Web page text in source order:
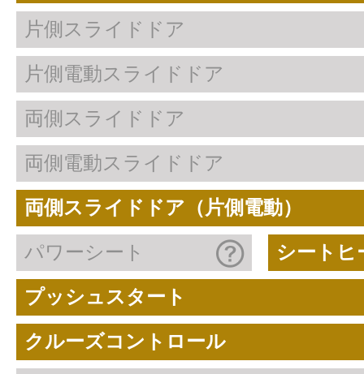
片側スライドドア
片側電動スライドドア
両側スライドドア
両側電動スライドドア
両側スライドドア（片側電動）
パワーシート シートヒ
プッシュスタート
クルーズコントロール